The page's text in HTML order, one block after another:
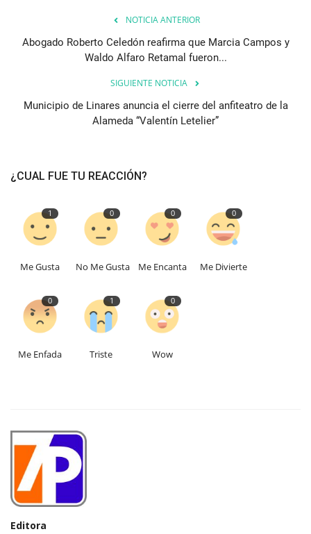
NOTICIA ANTERIOR
Abogado Roberto Celedón reafirma que Marcia Campos y
Waldo Alfaro Retamal fueron...
SIGUIENTE NOTICIA
Municipio de Linares anuncia el cierre del anfiteatro de la
Alameda “Valentín Letelier”
¿CUAL FUE TU REACCIÓN?
1
Me Gusta
0
No Me Gusta
0
Me Encanta
0
Me Divierte
0
Me Enfada
1
Triste
0
Wow
Editora